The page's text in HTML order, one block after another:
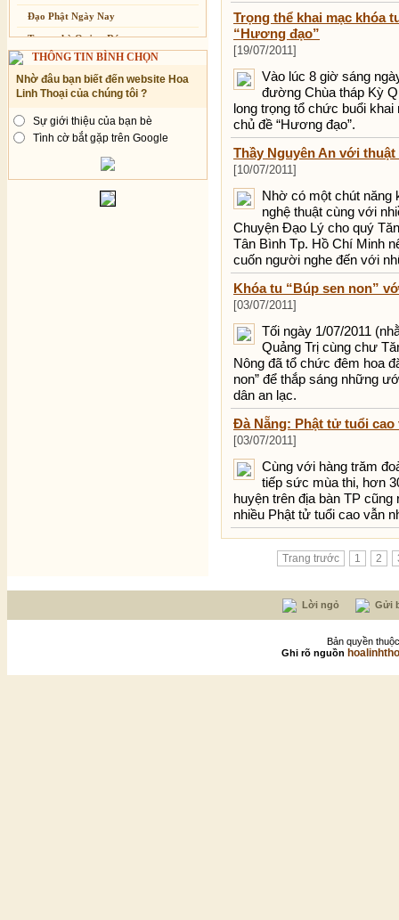
Đạo Phật Ngày Nay
Trang nhà Quảng Đức
Báo Giác Ngộ
Vesak 2014
THÔNG TIN BÌNH CHỌN
Nhờ đâu bạn biết đến website Hoa
Linh Thoại của chúng tôi ?
Sự giới thiệu của bạn bè
Tình cờ bắt gặp trên Google
Trọng thể khai mạc khóa
“Hương đạo”
[19/07/2011]
Vào lúc 8 giờ sáng
đường Chùa tháp Kỳ
long trọng tổ chức buổi
chủ đề “Hương đạo”.
Thầy Nguyên An với thuật
[10/07/2011]
Nhờ có một chút năng
nghệ thuật cùng với
Chuyện Đạo Lý cho quý
Tân Bình Tp. Hồ Chí Minh
cuốn người nghe đến với
Khóa tu “Búp sen non”
[03/07/2011]
Tối ngày 1/07/2011
Quảng Trị cùng chư
Nông đã tổ chức đêm hoa
non” để thắp sáng những
dân an lạc.
Đà Nẵng: Phật tử tuổi
[03/07/2011]
Cùng với hàng trăm
tiếp sức mùa thi, hơn
huyện trên địa bàn TP
nhiều Phật tử tuổi cao vẫn
Trang trước 1 2
Lời ngỏ Gửi
Bản quyền
Ghi rõ nguồn